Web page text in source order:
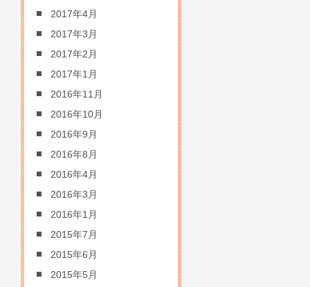
2017年4月
2017年3月
2017年2月
2017年1月
2016年11月
2016年10月
2016年9月
2016年8月
2016年4月
2016年3月
2016年1月
2015年7月
2015年6月
2015年5月